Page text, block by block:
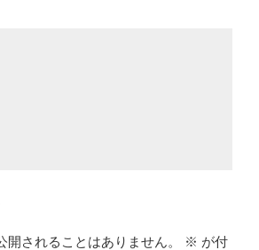
開されることはありません。 ※ が付